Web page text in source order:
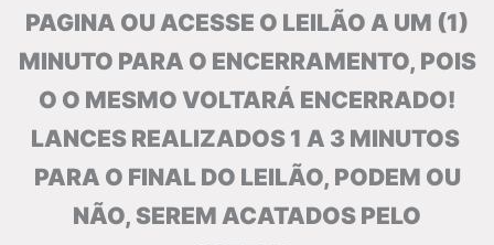
PAGINA OU ACESSE O LEILÃO A UM (1)
MINUTO PARA O ENCERRAMENTO, POIS
O O MESMO VOLTARÁ ENCERRADO!
LANCES REALIZADOS 1 A 3 MINUTOS
PARA O FINAL DO LEILÃO, PODEM OU
NÃO, SEREM ACATADOS PELO